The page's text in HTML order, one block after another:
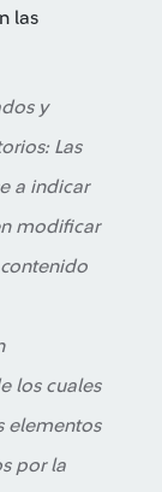
las
y
Las
a indicar
modificar
los cuales
elementos
por la